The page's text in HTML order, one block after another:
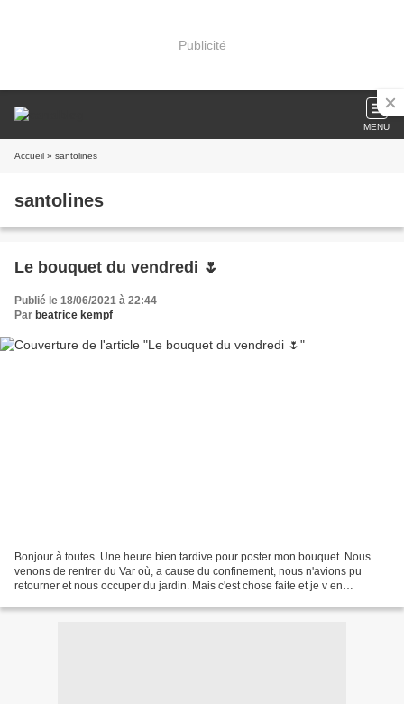
Publicité
MENU
Accueil » santolines
santolines
Le bouquet du vendredi 🌷
Publié le 18/06/2021 à 22:44
Par beatrice kempf
Bonjour à toutes. Une heure bien tardive pour poster mon bouquet. Nous
venons de rentrer du Var où, a cause du confinement, nous n'avions pu
retourner et nous occuper du jardin. Mais c'est chose faite et je v en